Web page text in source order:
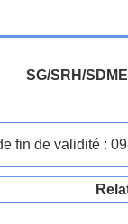
SG/SRH/
fin de validité :